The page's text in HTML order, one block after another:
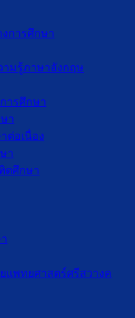
การศึกษา
มรู้ภาษาอังกฤษ
ารศึกษา
า
ต่อเนื่อง
า
ตศึกษา
แพทยศาสตร์ศรีสวางค